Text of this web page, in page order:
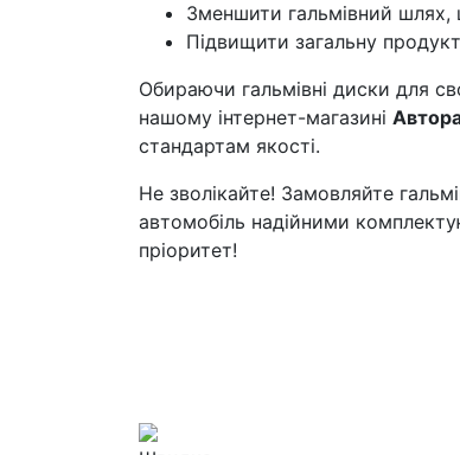
Зменшити гальмівний шлях,
Підвищити загальну
Обираючи гальмівні диски для
нашому інтернет-магазині
стандартам якості.
Не зволікайте! Замовляйте
автомобіль надійними
пріоритет!